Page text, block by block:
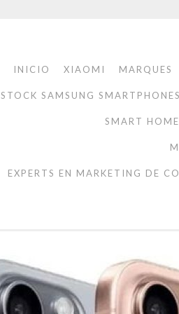
INICIO XIAOMI MARQUES
STOCK SAMSUNG SMARTPHONES
SMART
EXPERTS EN MARKETING DE